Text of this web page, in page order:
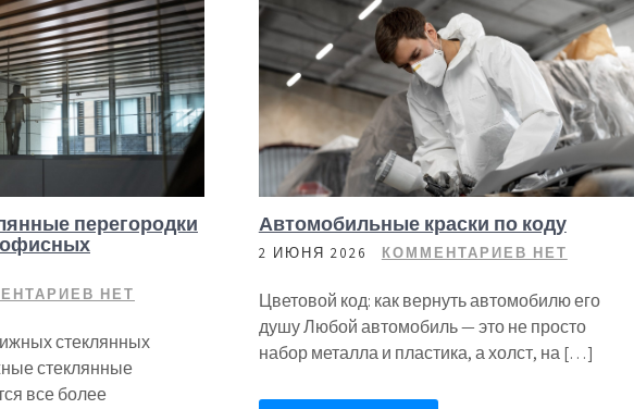
перегородки
офисных
НЕТ
стеклянных
стеклянные
все более
Автомобильные краски по коду
2 ИЮНЯ 2026 КОММЕНТАРИЕВ НЕТ
Цветовой код: как вернуть автомобилю его
душу Любой автомобиль — это не просто
набор металла и пластика, а холст, на […]